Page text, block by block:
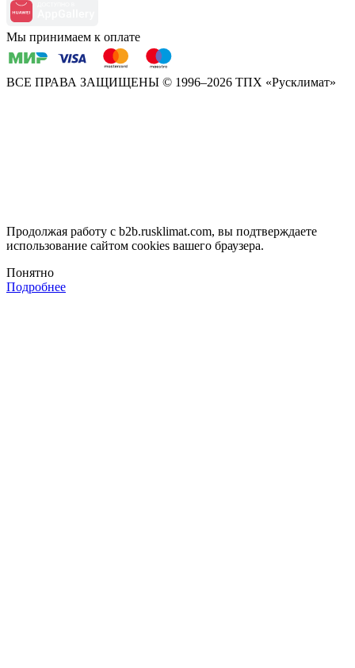
Мы принимаем к оплате
ВСЕ ПРАВА ЗАЩИЩЕНЫ © 1996–2026 ТПХ «Русклимат»
Продолжая работу с b2b.rusklimat.com, вы подтверждаете
использование сайтом cookies вашего браузера.
Понятно
Подробнее